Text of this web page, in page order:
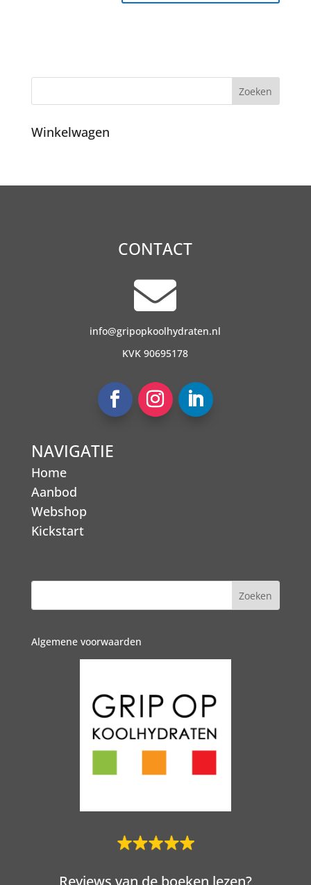
Winkelwagen
CONTACT

info@gripopkoolhydraten.nl
KVK 90695178
NAVIGATIE
Home
Aanbod
Webshop
Kickstart
Algemene voorwaarden
Reviews van de boeken lezen?